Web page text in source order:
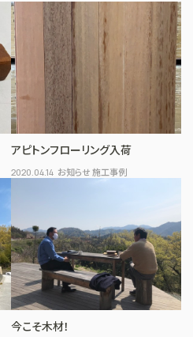
アピトンフローリング入荷
2020.04.14 お知らせ 施工事例
今こそ木材！